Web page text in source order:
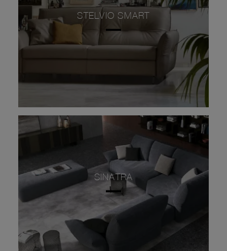
STELVIO SMART
SINATRA